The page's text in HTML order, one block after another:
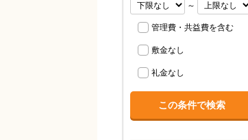
～
管理費・共益費を含む
敷金なし
礼金なし